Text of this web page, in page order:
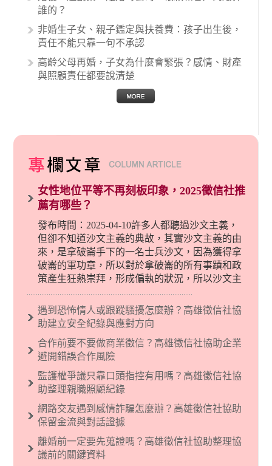
誰的？
非婚生子女、親子鑑定與扶養費：孩子出生後，
責任不能只靠一句不承認
高齡父母再婚，子女為什麼會緊張？感情、財產
與照顧責任都要說清楚
女性地位平等不再刻板印象，2025徵信社推
薦有哪些？
發布時間：2025-04-10許多人都聽過沙文主義，
但卻不知道沙文主義的典故，其實沙文主義的由
來，是拿破崙手下的一名士兵沙文，因為獲得拿
破崙的軍功章，所以對於拿破崙的所有事蹟和政
策產生狂熱崇拜，形成偏執的狀況，所以沙文主
義後來就被拿來暗指偏見和歧視，而且有沙文主
義傾向的人，通常對於自己的國家和民族有超強
烈的卓越感，因而瞧不起其他國家的人，所以沙
現了男性沙文…
遇到恐怖情人或跟蹤騷擾怎麼辦？高雄徵信社協
助建立安全紀錄與應對方向
合作前要不要做商業徵信？高雄徵信社協助企業
避開錯誤合作風險
監護權爭議只靠口頭指控有用嗎？高雄徵信社協
助整理親職照顧紀錄
網路交友遇到感情詐騙怎麼辦？高雄徵信社協助
保留金流與對話證據
離婚前一定要先蒐證嗎？高雄徵信社協助整理協
議前的關鍵資料